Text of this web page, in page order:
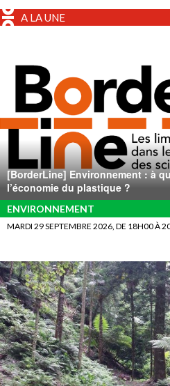
A LA UNE
[BorderLine] Environnement : à
l’économie du plastique ?
ENVIRONNEMENT
MARDI 29 SEPTEMBRE 2026, DE 18H00 À